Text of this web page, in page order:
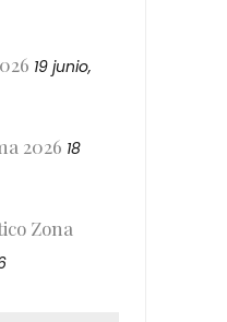
19 junio,
2026 18
Zona